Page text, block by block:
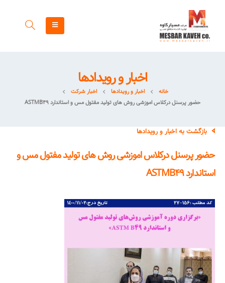
اخبار و رویدادها
خانه اخبار و رویدادها
اخبار شرکت
حضور پرسنل درکلاس اموزشی روش های تولید مفتول مس و استاندارد ASTMB49
بازگشت به اخبار و رویدادها
حضور پرسنل درکلاس اموزشی روش های تولید مفتول مس و
استاندارد ASTMB49